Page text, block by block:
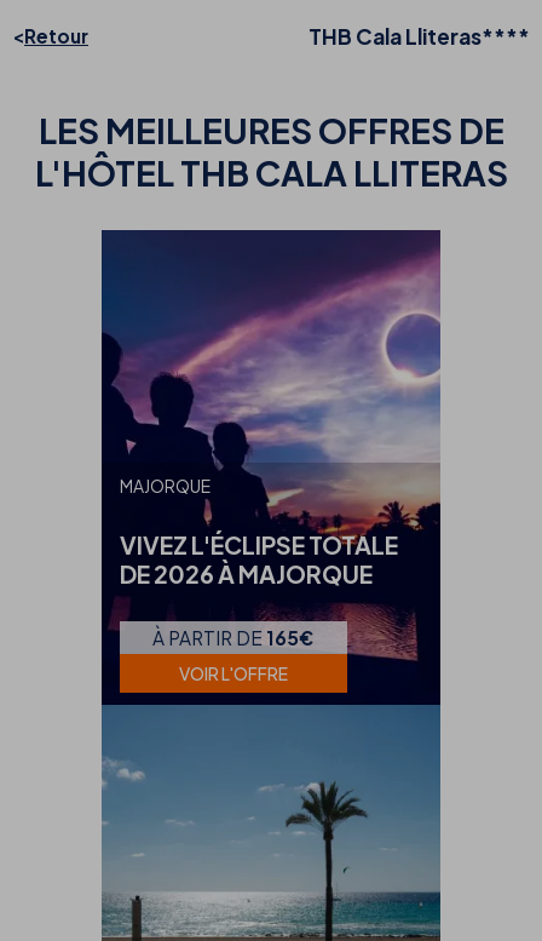
Retour THB Cala Lliteras****
LES MEILLEURES OFFRES DE
L'HÔTEL THB CALA LLITERAS
MAJORQUE
VIVEZ L'ÉCLIPSE TOTALE
DE 2026 À MAJORQUE
À PARTIR DE 165€
VOIR L'OFFRE